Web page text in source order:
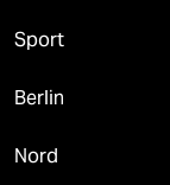
Sport
Berlin
Nord